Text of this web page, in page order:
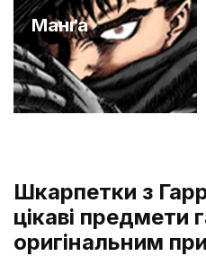
Манґа
Шкарпетки з
цікаві предмети
оригінальним